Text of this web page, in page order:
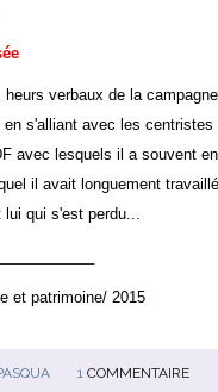
verbaux de la
s'alliant avec les centristes
avec lesquels il a souvent
il avait longuement
qui s'est perdu...
et patrimoine/ 2015
1 COMMENTAIRE